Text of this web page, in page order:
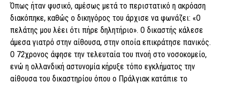
Όπως ήταν φυσικό, αμέσως μετά το περιστατικό η ακρόαση
διακόπηκε, καθώς ο δικηγόρος του άρχισε να φωνάζει: «Ο
πελάτης μου λέει ότι πήρε δηλητήριο». Ο δικαστής κάλεσε
άμεσα γιατρό στην αίθουσα, στην οποία επικράτησε πανικός.
Ο 72χρονος άφησε την τελευταία του πνοή στο νοσοκομείο,
ενώ η ολλανδική αστυνομία κήρυξε τόπο εγκλήματος την
αίθουσα του δικαστηρίου όπου ο Πράλγιακ κατάπιε το